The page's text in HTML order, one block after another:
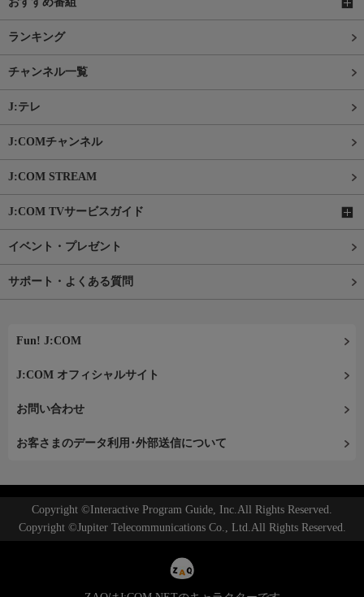
ランキング
チャンネル一覧
J:テレ
J:COMチャンネル
J:COM STREAM
J:COM TVサービスガイド
イベント・プレゼント
サポート・よくある質問
Fun! J:COM
J:COM オフィシャルサイト
お問い合わせ
お客さまのデータ利用･外部送信について
Copyright ©Interactive Program Guide, Inc.All Rights Reserved.
Copyright ©Jupiter Telecommunications Co., Ltd.All Rights Reserved.